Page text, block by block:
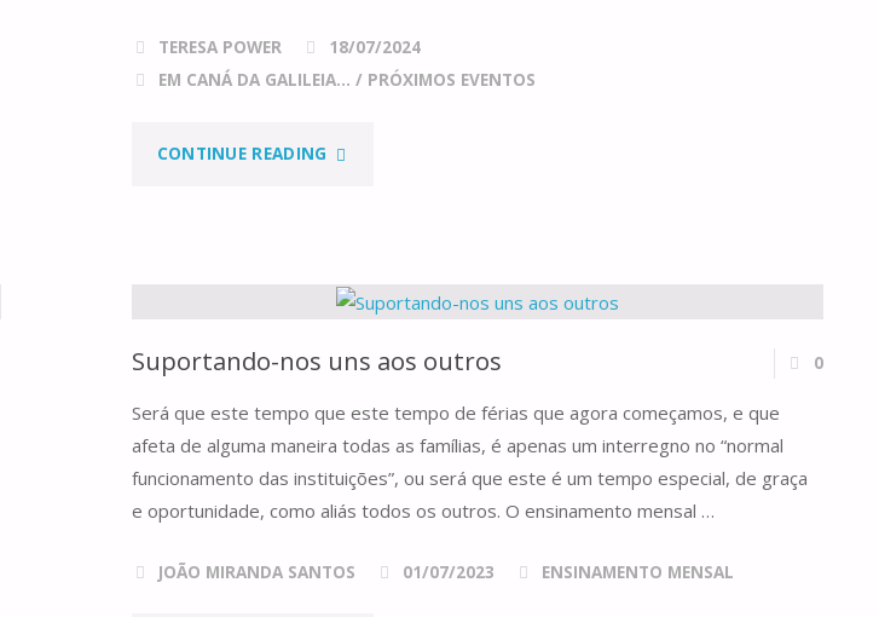
TERESA POWER
18/07/2024
EM CANÁ DA GALILEIA... / PRÓXIMOS EVENTOS
CONTINUE READING "ALARGA
DA
TUA
TENDA!"
Suportando-nos uns aos outros 0
Será que este tempo que este tempo de férias que agora começamos, e que
afeta de alguma maneira todas as famílias, é apenas um interregno no “normal
funcionamento das instituições”, ou será que este é um tempo especial, de graça
e oportunidade, como aliás todos os outros. O ensinamento mensal …
JOÃO MIRANDA SANTOS 01/07/2023 ENSINAMENTO MENSAL